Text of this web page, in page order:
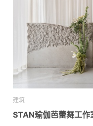
建筑
STAN瑜伽芭蕾舞工